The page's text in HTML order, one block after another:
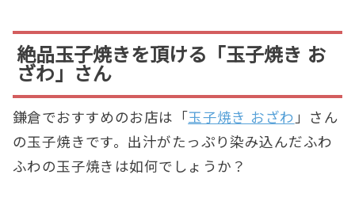
絶品玉子焼きを頂ける「玉子焼き お
ざわ」さん
鎌倉でおすすめのお店は「 玉子焼き おざわ」さん
の玉子焼きです。出汁がたっぷり染み込んだふわ
ふわの玉子焼きは如何でしょうか？